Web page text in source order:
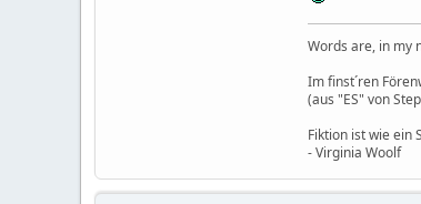
Words are, in my
Im finst´ren
(aus "ES" von
Fiktion ist wie ein
- Virginia Woolf